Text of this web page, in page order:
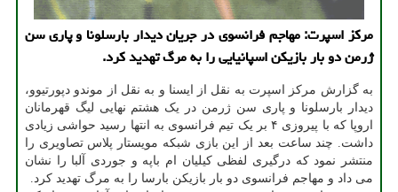
مرکز اسپرت: مهاجم فرانسوی در جریان دیدار بارسلونا و پاری سن
ژرمن دو بار بازیکن اسپانیایی را به مرگ تهدید کرد.
به گزارش مرکز اسپرت به نقل از ایسنا و به نقل از موندو دپورتیوو،
دیدار بارسلونا و پاری سن ژرمن در یک هشتم نهایی لیگ قهرمانان
اروپا که با پیروزی ۴ بر یک تیم فرانسوی به انتها رسید حواشی زیادی
داشت. چند ساعت بعد از این بازی شبکه مویستار پلاس تصاویری را
منتشر نمود که درگیری لفظی کیلیان ام باپه و جوردی آلبا را نشان
می داد و مهاجم فرانسوی دو بار بازیکن بارسا را به مرگ تهدید کرد.